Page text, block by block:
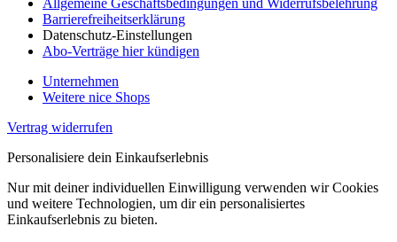
Barrierefreiheitserklärung
Datenschutz-Einstellungen
Abo-Verträge hier kündigen
Unternehmen
Weitere nice Shops
Vertrag widerrufen
Personalisiere dein Einkaufserlebnis
Nur mit deiner individuellen Einwilligung verwenden wir Cookies
und weitere Technologien, um dir ein personalisiertes
Einkaufserlebnis zu bieten.